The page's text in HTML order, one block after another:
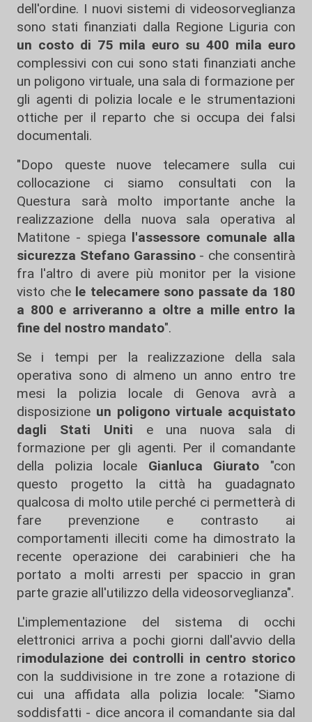
dell'ordine. I nuovi sistemi di videosorveglianza
sono stati finanziati dalla Regione Liguria con
un costo di 75 mila euro su 400 mila euro
complessivi con cui sono stati finanziati anche
un poligono virtuale, una sala di formazione per
gli agenti di polizia locale e le strumentazioni
ottiche per il reparto che si occupa dei falsi
documentali.
"Dopo queste nuove telecamere sulla cui
collocazione ci siamo consultati con la
Questura sarà molto importante anche la
realizzazione della nuova sala operativa al
Matitone - spiega l'assessore comunale alla
sicurezza Stefano Garassino- che consentirà
fra l'altro di avere più monitor per la visione
visto che le telecamere sono passate da 180
a 800 e arriveranno a oltre a mille entro la
fine del nostro mandato".
Se i tempi per la realizzazione della sala
operativa sono di almeno un anno entro tre
mesi la polizia locale di Genova avrà a
disposizione un poligono virtuale acquistato
dagli Stati Uniti e una nuova sala di
formazione per gli agenti. Per il comandante
della polizia locale Gianluca Giurato "con
questo progetto la città ha guadagnato
qualcosa di molto utile perché ci permetterà di
fare prevenzione e contrasto ai
comportamenti illeciti come ha dimostrato la
recente operazione dei carabinieri che ha
portato a molti arresti per spaccio in gran
parte grazie all'utilizzo della videosorveglianza".
L'implementazione del sistema di occhi
elettronici arriva a pochi giorni dall'avvio della
rimodulazione dei controlli in centro storico
con la suddivisione in tre zone a rotazione di
cui una affidata alla polizia locale: "Siamo
soddisfatti - dice ancora il comandante sia dal